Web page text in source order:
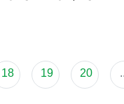
18 19 20